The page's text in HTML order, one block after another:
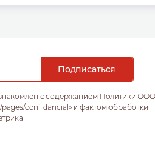
с содержанием Политики
confidancial» и фактом обработки